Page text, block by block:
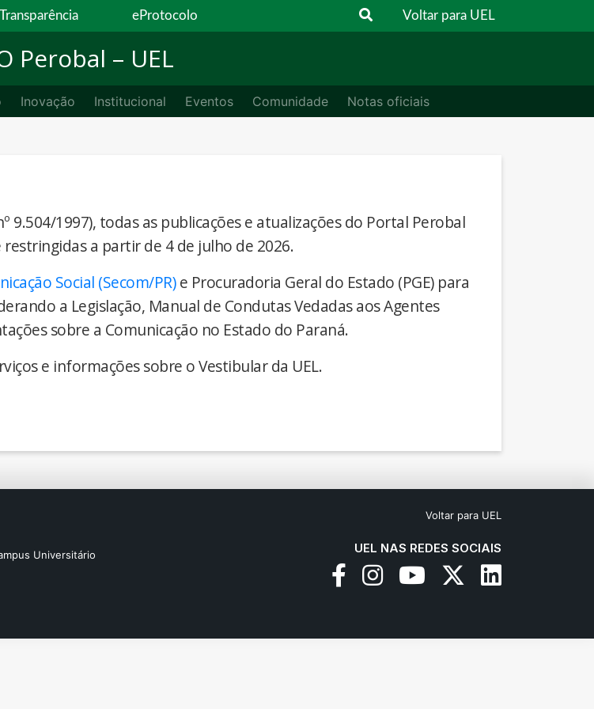
Transparência eProtocolo Voltar para UEL
Perobal – UEL
Inovação Institucional Eventos Comunidade Notas oficiais
9.504/1997), todas as publicações e atualizações do Portal Perobal
a partir de 4 de julho de 2026.
Social (Secom/PR)e Procuradoria Geral do Estado (PGE) para
a Legislação, Manual de Condutas Vedadas aos Agentes
sobre a Comunicação no Estado do Paraná.
e informações sobre o Vestibular da UEL.
Universitário
Voltar para UEL
UEL NAS REDES SOCIAIS